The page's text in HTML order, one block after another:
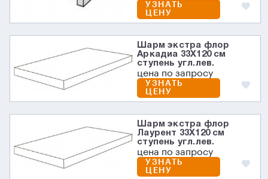
УЗНАТЬ
ЦЕНУ
Шарм экстра флор
Аркадиа 33X120 см
ступень угл.лев.
цена по запросу
УЗНАТЬ
ЦЕНУ
Шарм экстра флор
Лаурент 33X120 см
ступень угл.лев.
цена по запросу
УЗНАТЬ
ЦЕНУ